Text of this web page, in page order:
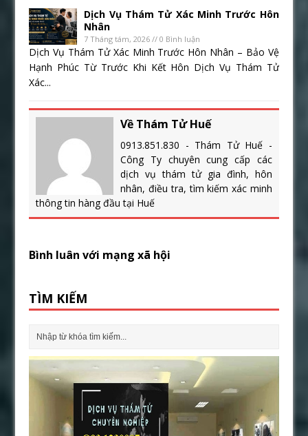
Dịch Vụ Thám Tử Xác Minh Trước Hôn
Nhân
7 Tháng tám, 2026 // 0 Bình luận
Dịch Vụ Thám Tử Xác Minh Trước Hôn Nhân – Bảo Vệ
Hạnh Phúc Từ Trước Khi Kết Hôn Dịch Vụ Thám Tử
Xác...
Về Thám Tử Huế
0913.851.830 - Thám Tử Huế -
Công Ty chuyên cung cấp các
dịch vụ thám tử gia đình, hôn
nhân, điều tra, tìm kiếm xác minh
thông tin hàng đầu tại Huế
Bình luân với mạng xã hội
TÌM KIẾM